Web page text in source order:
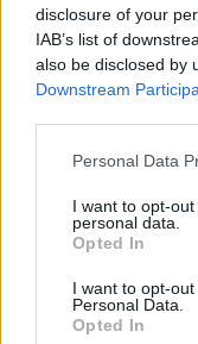
disclosure of your
IAB’s list of
also be disclosed by
Downstream
Personal Data
I want to opt-
personal data.
Opted In
I want to opt-
Personal Data.
Opted In
ΔΙΕΘΝΗ
PARAPOLITIKA
και